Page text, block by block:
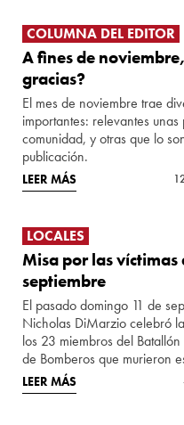
COLUMNA DEL EDITOR
A fines de
gracias?
El mes de noviembre trae
importantes: relevantes
comunidad, y otras que lo
publicación.
LEER MÁS
LOCALES
Misa por las víctimas
septiembre
El pasado domingo 11 de
Nicholas DiMarzio celebró
los 23 miembros del
de Bomberos que murieron
LEER MÁS